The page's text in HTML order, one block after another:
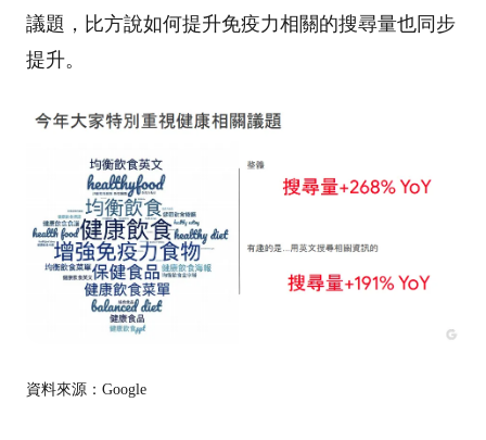
議題，比方說如何提升免疫力相關的搜尋量也同步
提升。
資料來源：Google